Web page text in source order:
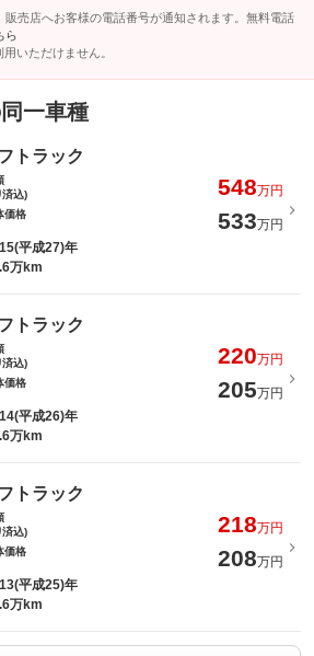
売店へお客様の電話番号が通知されます。無料電話
ら
いただけません。
一車種
トラック
済込)
548万円
価格
533万円
平成27)年
万km
トラック
済込)
220万円
価格
205万円
平成26)年
万km
トラック
済込)
218万円
価格
208万円
平成25)年
万km